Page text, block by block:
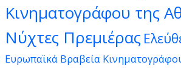
Κινηματογράφου της
Νύχτες Πρεμιέρας
Ευρωπαϊκά Βραβεία